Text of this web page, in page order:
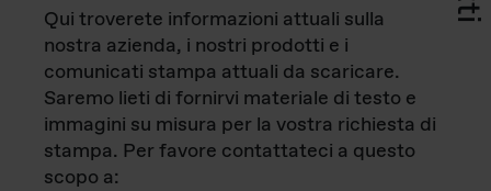
Qui troverete informazioni attuali sulla
nostra azienda, i nostri prodotti e i
comunicati stampa attuali da scaricare.
Saremo lieti di fornirvi materiale di testo e
immagini su misura per la vostra richiesta di
stampa. Per favore contattateci a questo
scopo a: